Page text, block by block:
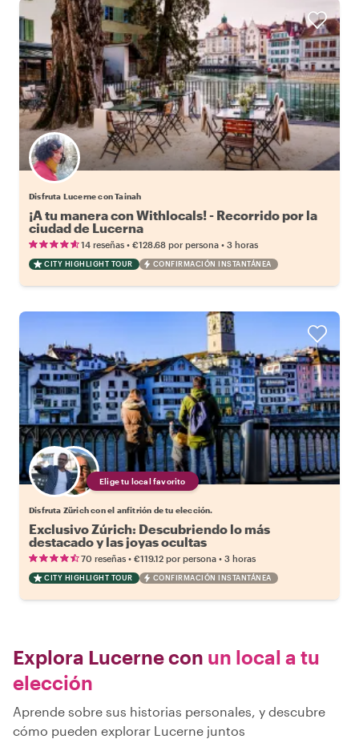
Disfruta Lucerne con Tainah
¡A tu manera con Withlocals! - Recorrido por la
ciudad de Lucerna
14 reseñas • €128.68 por persona • 3 horas
CITY HIGHLIGHT TOUR CONFIRMACIÓN INSTANTÁNEA
Elige tu local favorito
Disfruta Zürich con el anfitrión de tu elección.
Exclusivo Zúrich: Descubriendo lo más
destacado y las joyas ocultas
70 reseñas • €119.12 por persona • 3 horas
CITY HIGHLIGHT TOUR CONFIRMACIÓN INSTANTÁNEA
Explora Lucerne con un local a tu
elección
Aprende sobre sus historias personales, y descubre
cómo pueden explorar Lucerne juntos